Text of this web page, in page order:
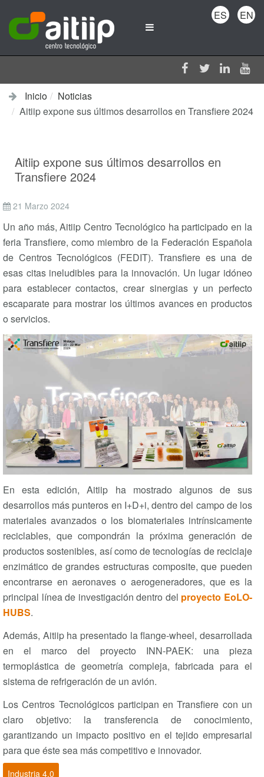
Inicio
Noticias
Aitiip expone sus últimos desarrollos en Transfiere 2024
Aitiip expone sus últimos desarrollos en
Transfiere 2024
21 Marzo 2024
Un año más, Aitiip Centro Tecnológico ha participado en la
feria Transfiere, como miembro de la Federación Española
de Centros Tecnológicos (FEDIT). Transfiere es una de
esas citas ineludibles para la innovación. Un lugar idóneo
para establecer contactos, crear sinergias y un perfecto
escaparate para mostrar los últimos avances en productos
o servicios.
En esta edición, Aitiip ha mostrado algunos de sus
desarrollos más punteros en I+D+i, dentro del campo de los
materiales avanzados o los biomateriales intrínsicamente
reciclables, que compondrán la próxima generación de
productos sostenibles, así como de tecnologías de reciclaje
enzimático de grandes estructuras composite, que pueden
encontrarse en aeronaves o aerogeneradores, que es la
principal línea de investigación dentro del proyecto EoLO-
HUBS.
Además, Aitiip ha presentado la flange-wheel, desarrollada
en el marco del proyecto INN-PAEK: una pieza
termoplástica de geometría compleja, fabricada para el
sistema de refrigeración de un avión.
Los Centros Tecnológicos participan en Transfiere con un
claro objetivo: la transferencia de conocimiento,
garantizando un impacto positivo en el tejido empresarial
para que éste sea más competitivo e innovador.
Industria 4.0
ES EN